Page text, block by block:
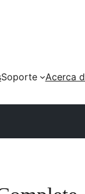
Soporte Acerca